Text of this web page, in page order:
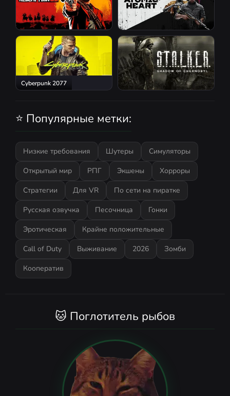
Red Dead Redemption 2 Atomic Heart
Cyberpunk 2077
⭐ Популярные метки:
Низкие требования Шутеры
Симуляторы
Открытый мир
РПГ Экшены
Хорроры
Стратегии
Для VR
По сети на пиратке
Русская озвучка
Песочница
Гонки
Эротическая
Крайне положительные
Call of Duty
Выживание 2026
Зомби
Кооператив
🐱 Поглотитель рыбов